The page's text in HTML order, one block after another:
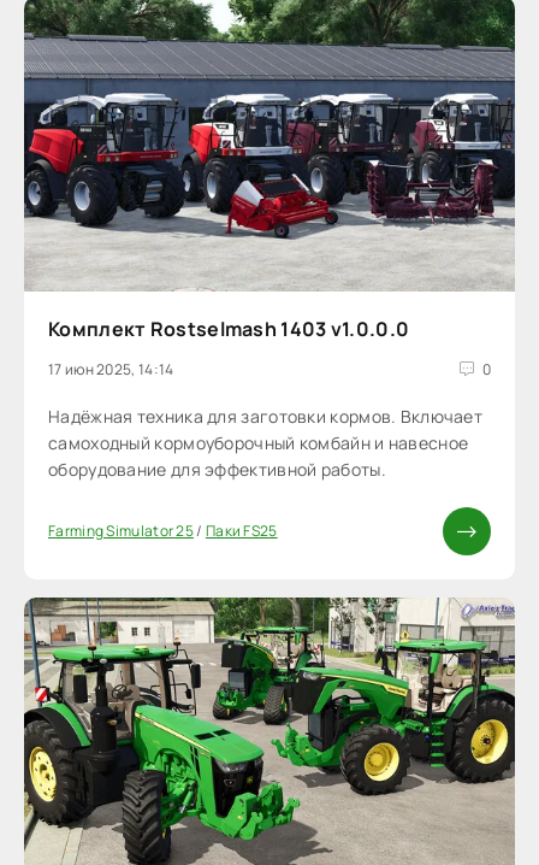
Комплект Rostselmash 1403 v1.0.0.0
17 июн 2025, 14:14 0
Надёжная техника для заготовки кормов. Включает
самоходный кормоуборочный комбайн и навесное
оборудование для эффективной работы.
Farming Simulator 25/ Паки FS25